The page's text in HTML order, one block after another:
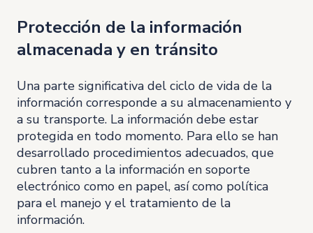
Protección de la información
almacenada y en tránsito
Una parte significativa del ciclo de vida de la
información corresponde a su almacenamiento y
a su transporte. La información debe estar
protegida en todo momento. Para ello se han
desarrollado procedimientos adecuados, que
cubren tanto a la información en soporte
electrónico como en papel, así como política
para el manejo y el tratamiento de la
información.